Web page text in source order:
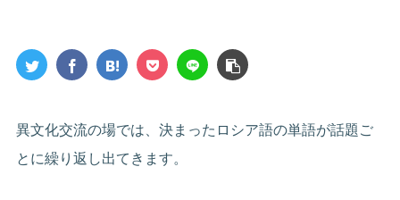
異文化交流の場では、決まったロシア語の単語が話題ご
とに繰り返し出てきます。